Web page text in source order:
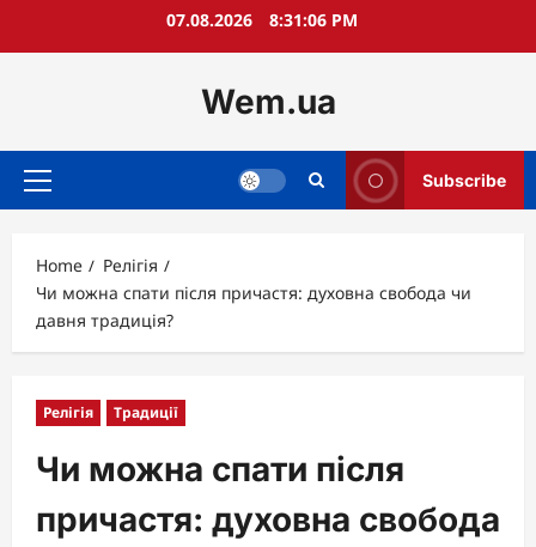
07.08.2026 8:31:07 PM
Wem.ua
Primary
Subscribe
Home
Релігія
Чи можна спати після причастя: духовна свобода чи
давня традиція?
Релігія Традиції
Чи можна спати після
причастя: духовна свобода